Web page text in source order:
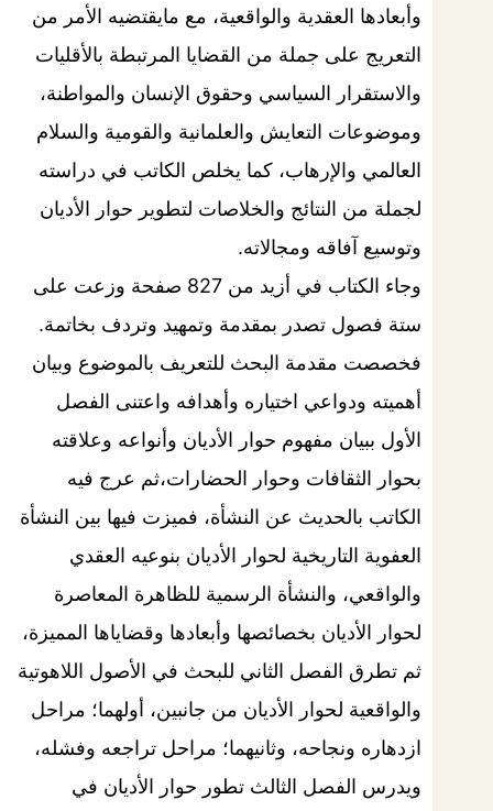
وأبعادها العقدية والواقعية، مع مايقتضيه الأمر من
التعريج على جملة من القضايا المرتبطة بالأقليات
والاستقرار السياسي وحقوق الإنسان والمواطنة،
وموضوعات التعايش والعلمانية والقومية والسلام
العالمي والإرهاب، كما يخلص الكاتب في دراسته
لجملة من النتائج والخلاصات لتطوير حوار الأديان
وتوسيع آفاقه ومجالاته.
وجاء الكتاب في أزيد من 827 صفحة وزعت على
ستة فصول تصدر بمقدمة وتمهيد وتردف بخاتمة.
فخصصت مقدمة البحث للتعريف بالموضوع وبيان
أهميته ودواعي اختياره وأهدافه واعتنى الفصل
الأول ببيان مفهوم حوار الأديان وأنواعه وعلاقته
بحوار الثقافات وحوار الحضارات،ثم عرج فيه
الكاتب بالحديث عن النشأة، فميزت فيها بين النشأة
العفوية التاريخية لحوار الأديان بنوعيه العقدي
والواقعي، والنشأة الرسمية للظاهرة المعاصرة
لحوار الأديان بخصائصها وأبعادها وقضاياها المميزة،
ثم تطرق الفصل الثاني للبحث في الأصول اللاهوتية
والواقعية لحوار الأديان من جانبين، أولهما؛ مراحل
ازدهاره ونجاحه، وثانيهما؛ مراحل تراجعه وفشله،
ويدرس الفصل الثالث تطور حوار الأديان في